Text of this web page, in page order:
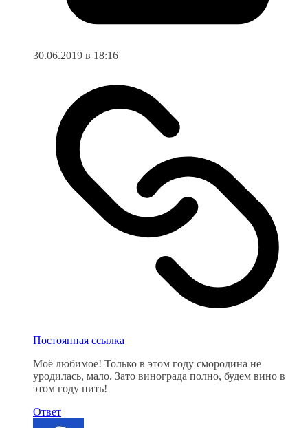
30.06.2019 в 18:16
Постоянная ссылка
Моё любимое! Только в этом году смородина не
уродилась, мало. Зато винограда полно, будем вино в
этом году пить!
Ответ